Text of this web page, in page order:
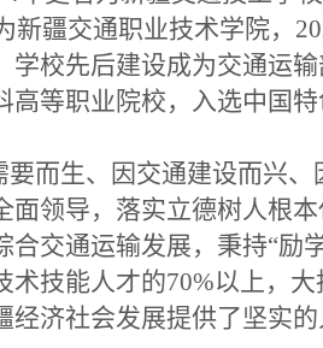
新疆交通职业技术学院，
学校先后建设成为交通运
高等职业院校，入选中国特
要而生、因交通建设而兴
面领导，落实立德树人根
合交通运输发展，秉持“励
术技能人才的70%以上，
经济社会发展提供了坚实